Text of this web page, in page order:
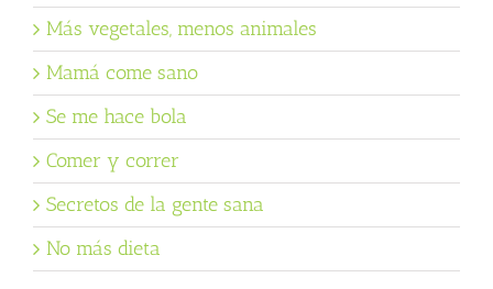
Más vegetales, menos animales
Mamá come sano
Se me hace bola
Comer y correr
Secretos de la gente sana
No más dieta